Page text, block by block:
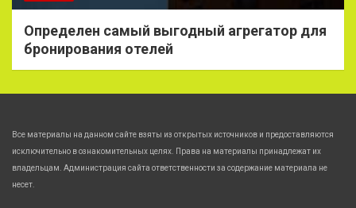
Определен самый выгодный агрегатор для
бронирования отелей
Все материалы на данном сайте взяты из открытых источников и предоставляются
исключительно в ознакомительных целях. Права на материалы принадлежат их
владельцам. Администрация сайта ответственности за содержание материала не
несет.